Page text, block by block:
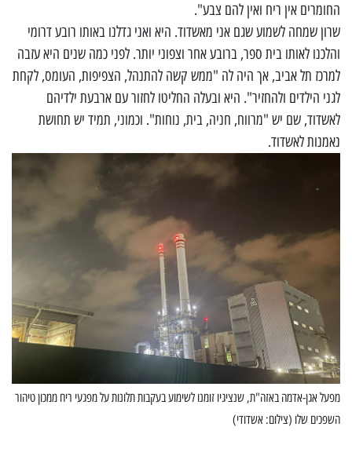
החומרים אין ריח ואין להם צבע".
שרון שמחה לשמוע שגם אני מאשדוד. היא ואני גדלנו באותו רובע דרומי
והלכנו לאותו בית ספר, ברובע אחר וצפוני יותר. לפני כמה שנים היא עזבה
למרכז תל אביב, אך היה לה "ממש קשה להתנהל, הצפיפות, העומס, לקחת
לגני הילדים ולהחזיר". היא ובעלה החליטו לחזור עם ארבעת ילדיהם
לאשדוד, שם יש "מרווח, חניה, בית, נוחות". וכמוני, תמיד יש תחושת
נאמנות לאשדוד.
מפעל אגן-אדמה באזה"ת, שנציגיו זומנו לשימוע בעקבות תלונות על מפגעי ריח ממכון טיהור
השפכים שלו (צילום: אשדודי)